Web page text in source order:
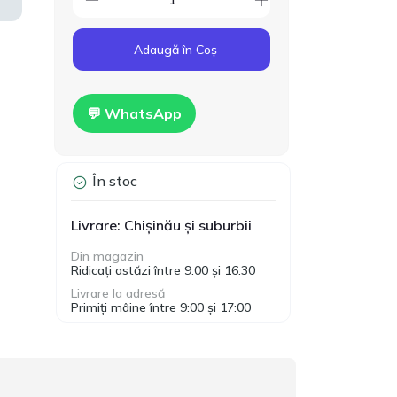
Gips-carton Knauf
1200x2500x12.5mm
Hidro
160.00
MDL
Adaugă în Coș
💬 WhatsApp
În stoc
Livrare: Chișinău și suburbii
Din magazin
Ridicați astăzi între 9:00 și 16:30
Livrare la adresă
Primiți mâine între 9:00 și 17:00